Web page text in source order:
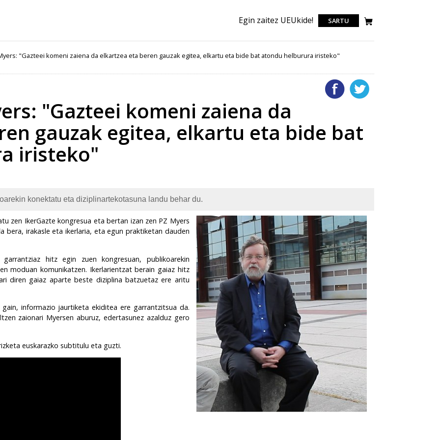
Egin zaitez UEUkide! SARTU
"Gazteei komeni zaiena da elkartzea eta beren gauzak egitea, elkartu eta bide bat atondu helburura iristeko"
"Gazteei komeni zaiena da
gauzak egitea, elkartu eta bide bat
iristeko"
konektatu eta diziplinartekotasuna landu behar du.
zen IkerGazte kongresua eta bertan izan zen PZ Myers
bera, irakasle eta ikerlaria, eta egun praktiketan dauden
hitz egin zuen kongresuan, publikoarekin
moduan komunikatzen. Ikerlarientzat berain gaiaz hitz
diren gaiaz aparte beste diziplina batzuetaz ere aritu
informazio jaurtiketa ekiditea ere garrantzitsua da.
zaionari Myersen aburuz, edertasunez azalduz gero
euskarazko subtitulu eta guzti.